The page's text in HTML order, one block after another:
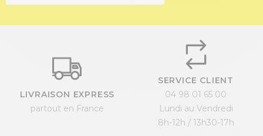
LIVRAISON EXPRESS
partout en France
SERVICE CLIENT
04 98 01 65 00
Lundi au Vendredi
8h-12h / 13h30-17h